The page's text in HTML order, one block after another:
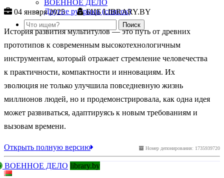
ВОЕННОЕ ДЕЛО
Другие рубрики (список)
04 января 2025 БЦБ LIBRARY.BY
История развития мультитулов — это путь от древних
прототипов к современным высокотехнологичным
инструментам, который отражает стремление человечества
к практичности, компактности и инновациям. Их
эволюция не только улучшила повседневную жизнь
миллионов людей, но и продемонстрировала, как одна идея
может развиваться, адаптируясь к новым требованиям и
вызовам времени.
Номер депонирования: 1735939720
Открыть полную версию
ВОЕННОЕ ДЕЛО library.by